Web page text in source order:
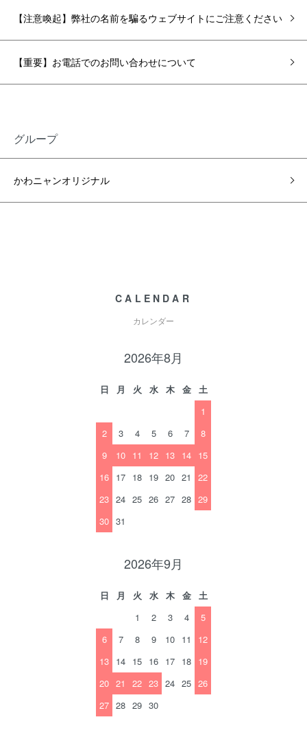
【注意喚起】弊社の名前を騙るウェブサイトにご注意ください
【重要】お電話でのお問い合わせについて
グループ
かわニャンオリジナル
CALENDAR
カレンダー
2026年8月
日 月 火 水 木 金
土
1
2
3 4 5 6 7
8
9
10 11 12 13 14 15
16 17 18 19 20 21
22
23 24 25 26 27 28 29
30 31
2026年9月
日 月 火 水 木 金
土
1
2 3 4
5
6
7 8 9 10 11
12
13 14 15 16 17 18 19
20 21 22 23 24 25 26
27 28 29 30